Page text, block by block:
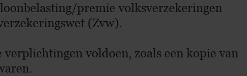
premie volksverzekeringen
(Zvw).
voldoen, zoals een kopie van